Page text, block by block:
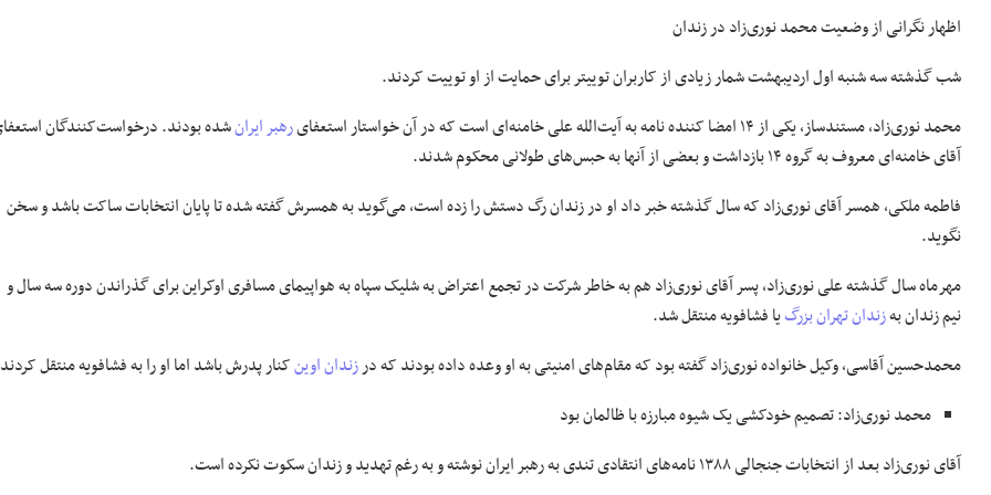
اظهار نگرانی از وضعیت محمد نوری‌زاد در زندان
شب گذشته سه شنبه اول اردیبهشت شمار زیادی از کاربران توییتر برای حمایت از او توییت کردند.
محمد نوری‌زاد، مستندساز، یکی از ۱۴ امضا کننده نامه به آیت‌الله علی خامنه‌ای است که در آن خواستار استعفای
رهبر ایرانشده بودند. درخواست‌کنندگان
آقای خامنه‌ای معروف به گروه ۱۴ بازداشت و بعضی از آنها به حبس‌های طولانی محکوم شدند.
فاطمه ملکی، همسر آقای نوری‌زاد که سال گذشته خبر داد او در زندان رگ دستش را زده است، می‌گوید به همسرش گفته شده تا پایان انتخابات ساکت باشد و سخن
نگوید.
مهرماه سال گذشته علی نوری‌زاد، پسر آقای نوری‌زاد هم به خاطر شرکت در تجمع اعتراض به شلیک سپاه به هواپیمای مسافری اوکراین برای گذراندن دوره سه سال و
نیم زندان بهزندان تهران بزرگیا فشافویه منتقل شد.
محمدحسین آقاسی، وکیل خانواده نوری‌زاد گفته بود که مقام‌های امنیتی به او وعده داده بودند که درزندان اوینکنار پدرش باشد اما او را به فشافویه منتقل
محمد نوری‌زاد: تصمیم خودکشی یک شیوه مبارزه با ظالمان بود
آقای نوری‌زاد بعد از انتخابات جنجالی ۱۳۸۸ نامه‌های انتقادی تندی به رهبر ایران نوشته و به رغم تهدید و زندان سکوت نکرده است.